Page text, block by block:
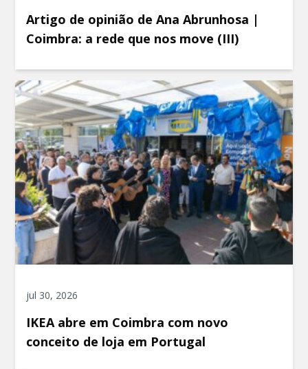
Artigo de opinião de Ana Abrunhosa |
Coimbra: a rede que nos move (III)
jul 30, 2026
IKEA abre em Coimbra com novo
conceito de loja em Portugal